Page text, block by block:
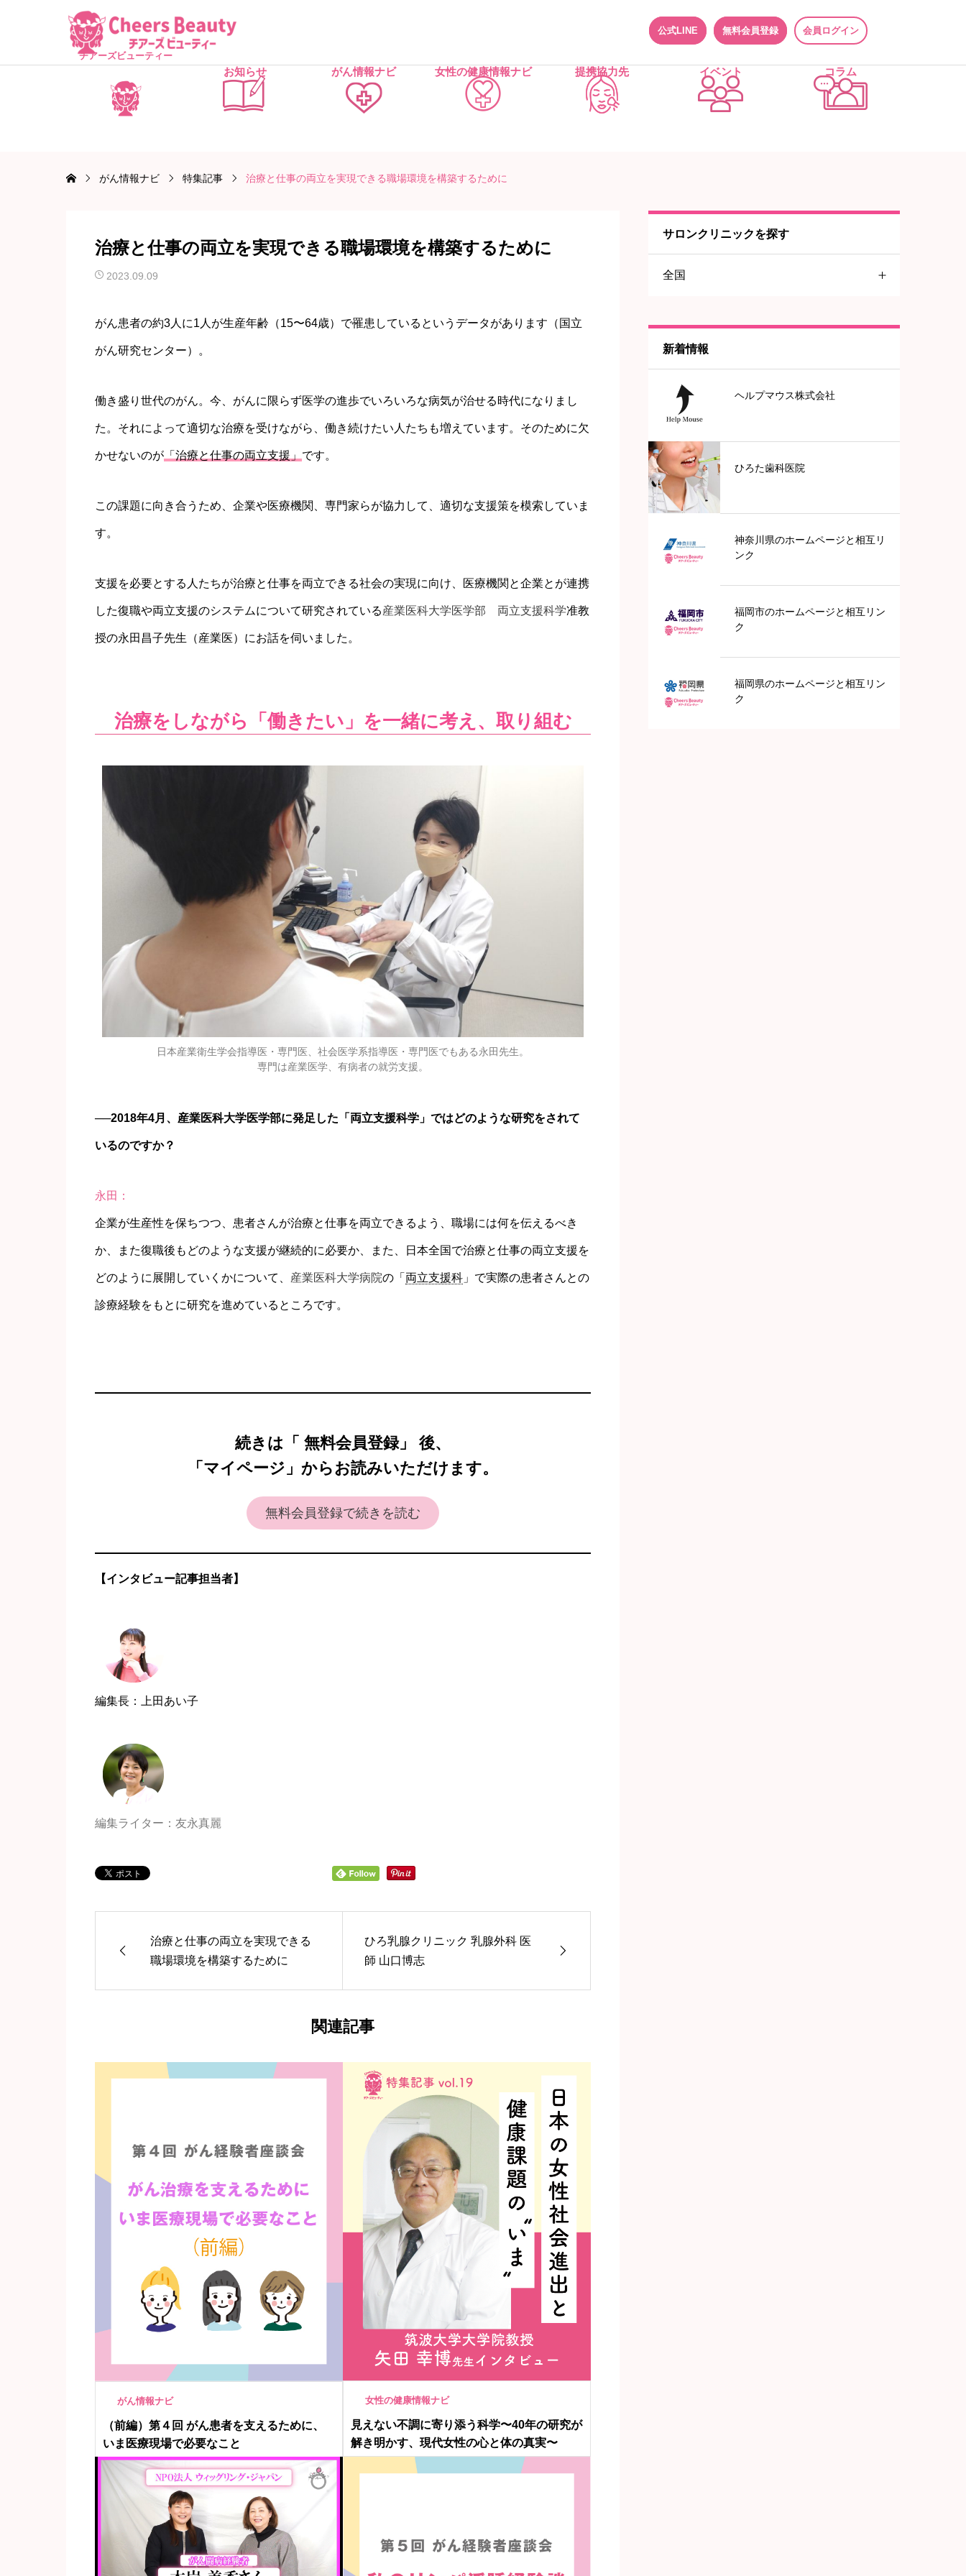
公式LINE 無料会員登録 会員ログイン
チアーズビューティー
お知らせ がん情報ナビ 女性の健康情報ナビ 提携協力先 イベント コラム
がん情報ナビ 特集記事 治療と仕事の両立を実現できる職場環境を構築するために
治療と仕事の両立を実現できる職場環境を構築するために
2023.09.09
がん患者の約3人に1人が生産年齢（15〜64歳）で罹患しているというデータがあります（国立
がん研究センター）。
働き盛り世代のがん。今、がんに限らず医学の進歩でいろいろな病気が治せる時代になりまし
た。それによって適切な治療を受けながら、働き続けたい人たちも増えています。そのために欠
かせないのが 「治療と仕事の両立支援」 です。
この課題に向き合うため、企業や医療機関、専門家らが協力して、適切な支援策を模索していま
す。
支援を必要とする人たちが治療と仕事を両立できる社会の実現に向け、医療機関と企業とが連携
した復職や両立支援のシステムについて研究されている産業医科大学医学部 両立支援科学准教
授の永田昌子先生（産業医）にお話を伺いました。
治療をしながら「働きたい」を一緒に考え、取り組む
日本産業衛生学会指導医・専門医、社会医学系指導医・専門医でもある永田先生。
専門は産業医学、有病者の就労支援。
──2018年4月、産業医科大学医学部に発足した「両立支援科学」ではどのような研究をされて
いるのですか？
永田：
企業が生産性を保ちつつ、患者さんが治療と仕事を両立できるよう、職場には何を伝えるべき
か、また復職後もどのような支援が継続的に必要か、また、日本全国で治療と仕事の両立支援を
どのように展開していくかについて、 産業医科大学病院の「 両立支援科 」で実際の患者さんとの
診療経験をもとに研究を進めているところです。
続きは「 無料会員登録」 後、
「マイページ」からお読みいただけます。
無料会員登録で続きを読む
【インタビュー記事担当者】
編集長：上田あい子
編集ライター：友永真麗
治療と仕事の両立を実現できる
職場環境を構築するために
ひろ乳腺クリニック 乳腺外科 医
師 山口博志
関連記事
がん情報ナビ
（前編）第４回 がん患者を支えるために、
いま医療現場で必要なこと
女性の健康情報ナビ
見えない不調に寄り添う科学〜40年の研究が
解き明かす、現代女性の心と体の真実〜
サロンクリニックを探す
全国
東京
中部地方
愛知
滋賀
鹿児島
新着情報
ヘルプマウス株式会社
ひろた歯科医院
神奈川県のホームページと相互リ
ンク
福岡市のホームページと相互リン
ク
福岡県のホームページと相互リン
ク